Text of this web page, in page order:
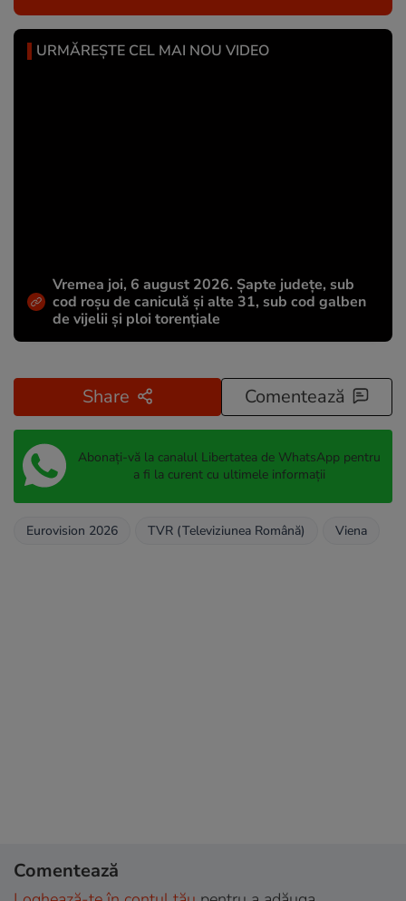
URMĂREȘTE CEL MAI NOU VIDEO
Vremea joi, 6 august 2026. Șapte județe, sub
cod roșu de caniculă și alte 31, sub cod galben
de vijelii și ploi torențiale
Share Comentează
Abonați-vă la canalul Libertatea de WhatsApp pentru
a fi la curent cu ultimele informații
Eurovision 2026 TVR (Televiziunea Română) Viena
Comentează